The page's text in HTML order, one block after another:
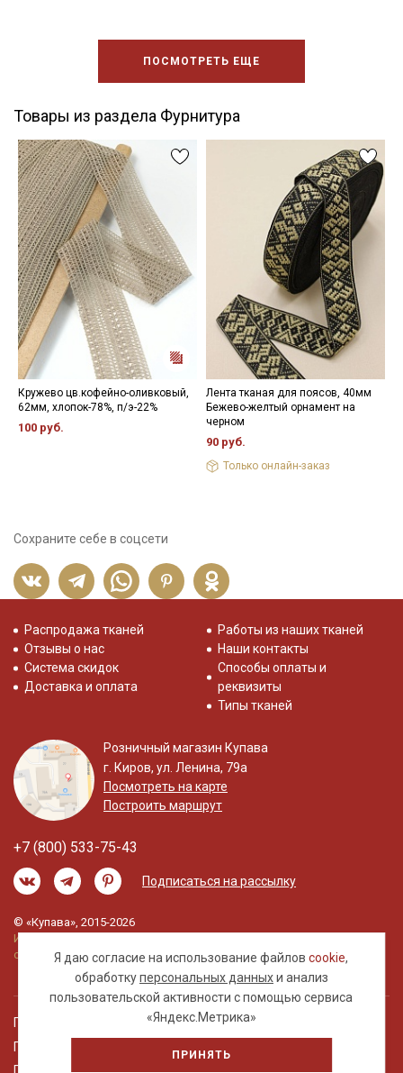
ПОСМОТРЕТЬ ЕЩЕ
Товары из раздела Фурнитура
Кружево цв.кофейно-оливковый,
62мм, хлопок-78%, п/э-22%
100 руб.
Лента тканая для поясов, 40мм
Бежево-желтый орнамент на
черном
90 руб.
Только онлайн-заказ
Сохраните себе в соцсети
Я даю согласие на использование файловcookie,
обработкуперсональных данныхи анализ
пользовательской активности с помощью сервиса
«Яндекс.Метрика»
ПРИНЯТЬ
Распродажа тканей
Отзывы о нас
Система скидок
Доставка и оплата
Работы из наших тканей
Наши контакты
Способы оплаты и
реквизиты
Типы тканей
Розничный магазин Купава
г. Киров, ул. Ленина, 79а
Посмотреть на карте
Построить маршрут
+7 (800) 533-75-43
Подписаться на рассылку
© «Купава», 2015-2026
Информация на сайте не является публичной
офертой.
Правовая информация
Политика обработки персональных данных